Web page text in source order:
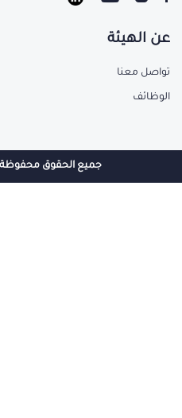
عن الهيئة
تواصل معنا
الوظائف
جميع الحقوق محفوظة لدي